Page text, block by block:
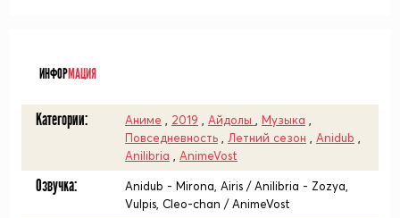
ИНФОРМАЦИЯ
Категории: Аниме 2019 Айдолы Музыка
Повседневность
Летний сезон Anidub
Anilibria
AnimeVost
Озвучка:
Anidub - Mirona, Airis / Anilibria - Zozya,
Vulpis, Cleo-chan / AnimeVost